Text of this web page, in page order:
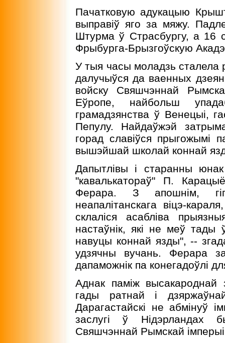
Пачатковую адукацыю
выправiў яго за мяжу.
Штурма ў Страсбургу, а 16
Фрыбурга-Брызгоўскую
У тыя часы моладзь
далучыўся да ваенных
войску Свяшчэннай
Еўропе, найбольш
грамадзянства ў Венецыi,
Пепулу. Найдаўжэй
горад славiўся прыгожымi
вышэйшай школай коннай
Дапытлiвы i старанны
"кавалькатораў" П.
Ферара. З апошнiм,
неапалiтанскага вiцэ-
склалiся асаблiва
настаўнiк, якi не меў тады
навуцы коннай язды", --
удзячны вучань. Ферара
дапаможнiк па конегадоўлi
Аднак памiж высакароднай
гады ратнай i
Дарагастайскi не абмiнуў
заслугi ў Нiдэрландах
Свяшчэннай Рымскай